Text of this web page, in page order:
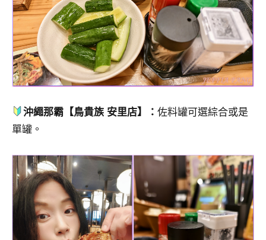
沖繩那霸【鳥貴族 安里店】：佐料罐可選綜合或是
單罐。